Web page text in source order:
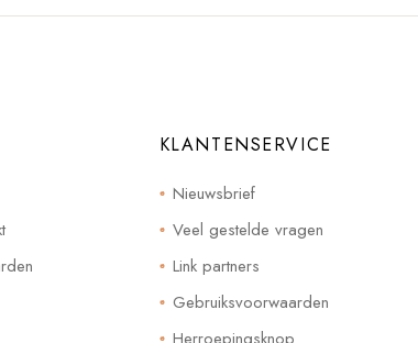
KLANTENSERVICE
Nieuwsbrief
Veel gestelde vragen
Link partners
Gebruiksvoorwaarden